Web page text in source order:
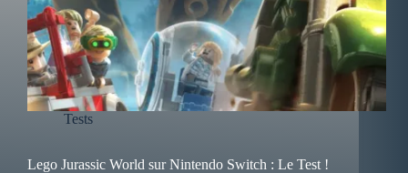
Tests
Lego Jurassic World sur Nintendo Switch : Le Test !